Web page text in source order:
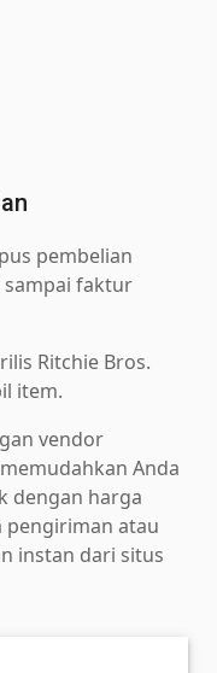
pembelian
sampai faktur
Ritchie Bros.
item.
vendor
Anda
dengan harga
pengiriman atau
instan dari situs